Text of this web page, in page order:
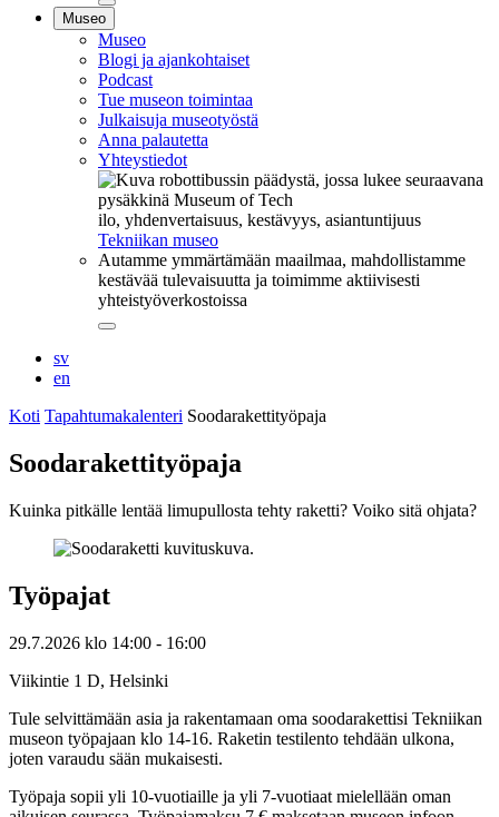
Sulje
alavalikko
Museo
Museo
Blogi ja ajankohtaiset
Podcast
Tue museon toimintaa
Julkaisuja museotyöstä
Anna palautetta
Yhteystiedot
ilo, yhdenvertaisuus, kestävyys, asiantuntijuus
Tekniikan museo
Autamme ymmärtämään maailmaa, mahdollistamme
kestävää tulevaisuutta ja toimimme aktiivisesti
yhteistyöverkostoissa
Sulje
sv
en
Koti Tapahtumakalenteri Soodarakettityöpaja
Soodarakettityöpaja
Kuinka pitkälle lentää limupullosta tehty raketti? Voiko sitä ohjata?
Työpajat
29.7.2026 klo 14:00 - 16:00
Viikintie 1 D, Helsinki
Tule selvittämään asia ja rakentamaan oma soodarakettisi Tekniikan
museon työpajaan klo 14-16. Raketin testilento tehdään ulkona,
joten varaudu sään mukaisesti.
Työpaja sopii yli 10-vuotiaille ja yli 7-vuotiaat mielellään oman